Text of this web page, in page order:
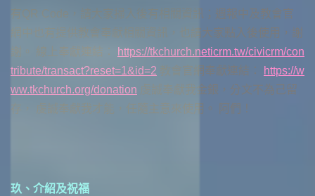
有QR Code，請大家掃入後有相關資訊；週報中及教會官
網中也有提供教會奉獻相關資訊，也請大家點入後使用，謝
謝。 線上奉獻連結：
https://tkchurch.neticrm.tw/civicrm/con
tribute/transact?reset=1&id=2 教會官網奉獻連結：
https://w
ww.tkchurch.org/donation 虔誠奉獻我金銀，分文不為己留
存， 虔誠奉獻我才能，任隨主意來使用。 阿們！
玖、介紹及祝福